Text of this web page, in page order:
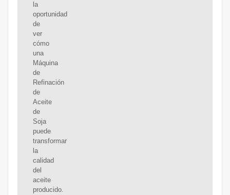
la
oportunidad
de
ver
cómo
una
Máquina
de
Refinación
de
Aceite
de
Soja
puede
transformar
la
calidad
del
aceite
producido.